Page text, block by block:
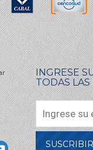
INGRESE
TODAS LAS